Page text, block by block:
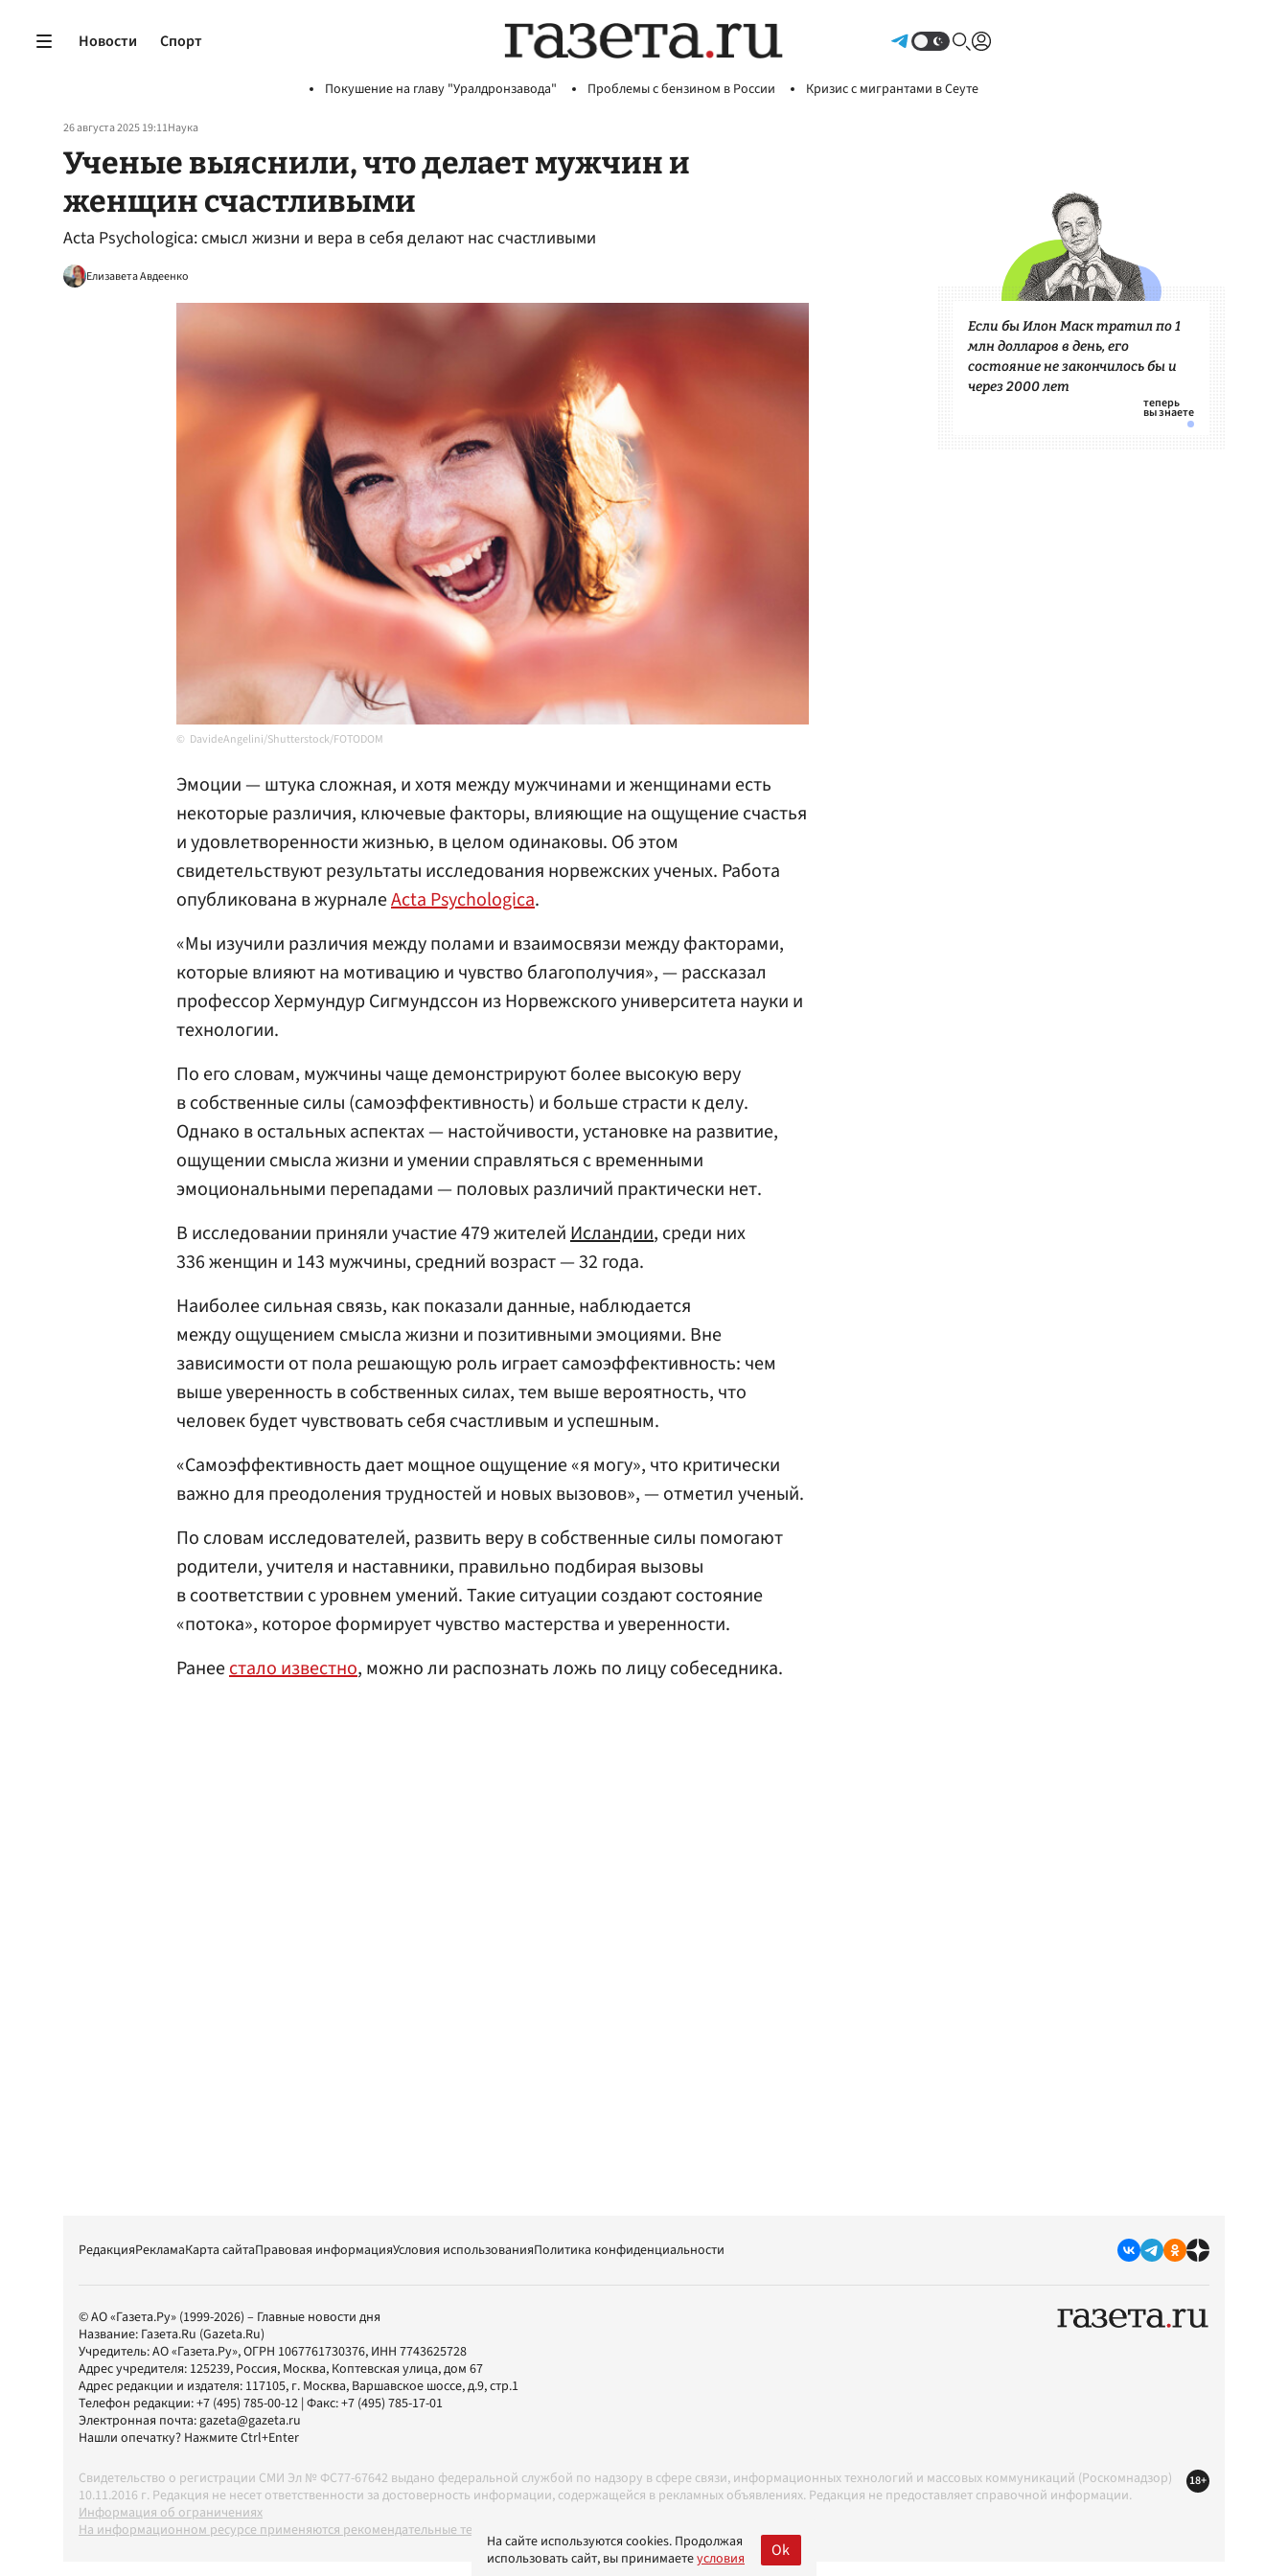
Новости Спорт
Покушение на главу "Уралдронзавода" Проблемы с бензином в России Кризис с мигрантами в Сеуте
26 августа 2025 19:11Наука
Ученые выяснили, что делает мужчин и
женщин счастливыми
Acta Psychologica: смысл жизни и вера в себя делают нас счастливыми
Елизавета Авдеенко
DavideAngelini/Shutterstock/FOTODOM
Эмоции — штука сложная, и хотя между мужчинами и женщинами есть
некоторые различия, ключевые факторы, влияющие на ощущение счастья
и удовлетворенности жизнью, в целом одинаковы. Об этом
свидетельствуют результаты исследования норвежских ученых. Работа
опубликована в журналеActa Psychologica.
«Мы изучили различия между полами и взаимосвязи между факторами,
которые влияют на мотивацию и чувство благополучия», — рассказал
профессор Хермундур Сигмундссон из Норвежского университета науки и
технологии.
По его словам, мужчины чаще демонстрируют более высокую веру
в собственные силы (самоэффективность) и больше страсти к делу.
Однако в остальных аспектах — настойчивости, установке на развитие,
ощущении смысла жизни и умении справляться с временными
эмоциональными перепадами — половых различий практически нет.
В исследовании приняли участие 479 жителейИсландии, среди них
336 женщин и 143 мужчины, средний возраст — 32 года.
Наиболее сильная связь, как показали данные, наблюдается
между ощущением смысла жизни и позитивными эмоциями. Вне
зависимости от пола решающую роль играет самоэффективность: чем
выше уверенность в собственных силах, тем выше вероятность, что
человек будет чувствовать себя счастливым и успешным.
«Самоэффективность дает мощное ощущение «я могу», что критически
важно для преодоления трудностей и новых вызовов», — отметил ученый.
По словам исследователей, развить веру в собственные силы помогают
родители, учителя и наставники, правильно подбирая вызовы
в соответствии с уровнем умений. Такие ситуации создают состояние
«потока», которое формирует чувство мастерства и уверенности.
Ранеестало известно, можно ли распознать ложь по лицу собеседника.
Если бы Илон Маск тратил по 1
млн долларов в день, его
состояние не закончилось бы и
через 2000 лет
РедакцияРекламаКарта сайтаПравовая информацияУсловия использованияПолитика конфиденциальности
© АО «Газета.Ру» (1999-2026) – Главные новости дня
Название: Газета.Ru (Gazeta.Ru)
Учредитель:АО «Газета.Ру», ОГРН 1067761730376, ИНН 7743625728
Адрес учредителя: 125239, Россия, Москва, Коптевская улица, дом 67
Адрес редакции и издателя: 117105, г. Москва, Варшавское шоссе, д.9, стр.1
Телефон редакции:+7 (495) 785-00-12 | Факс:+7 (495) 785-17-01
Электронная почта:gazeta@gazeta.ru
Нашли опечатку? Нажмите Ctrl+Enter
Свидетельство о регистрации СМИ Эл № ФС77-67642 выдано федеральной службой по надзору в сфере связи, информационных технологий и массовых коммуникаций (Роскомнадзор)
10.11.2016 г. Редакция не несет ответственности за достоверность информации, содержащейся в рекламных объявлениях. Редакция не предоставляет справочной информации.
Информация об ограничениях
На информационном ресурсе применяются рекомендательные технологии в соответствии с Правилами
18+
На сайте используются cookies. Продолжая
использовать сайт, вы принимаетеусловия Ok